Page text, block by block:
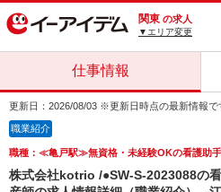
関東 の求人
▼エリア変更
仕事情報
更新日：2026/08/03 ※更新日時点の最新情報で
職業紹介
職種：≪亀戸駅≫無資格・未経験OKの看護助
株式会社kotrio /●SW-S-2023088の